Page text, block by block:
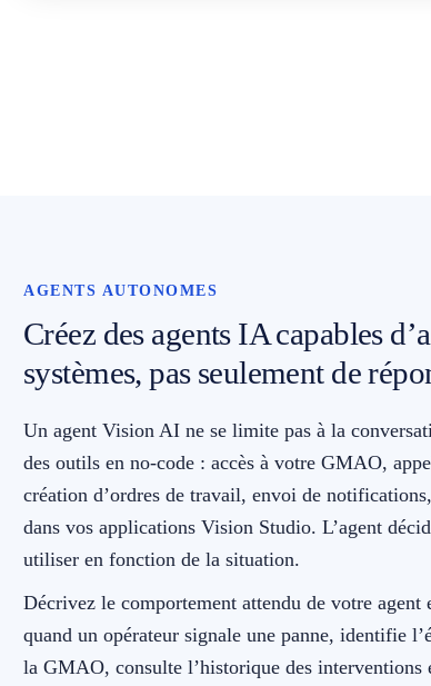
AGENTS AUTONOMES
Créez des agents IA capables
systèmes, pas seulement de
Un agent Vision AI ne se limite pas à la
des outils en no-code : accès à votre GMAO,
création d’ordres de travail, envoi de
dans vos applications Vision Studio. L’agent
utiliser en fonction de la situation.
Décrivez le comportement attendu de votre agent
quand un opérateur signale une panne, identifie
la GMAO, consulte l’historique des interventions